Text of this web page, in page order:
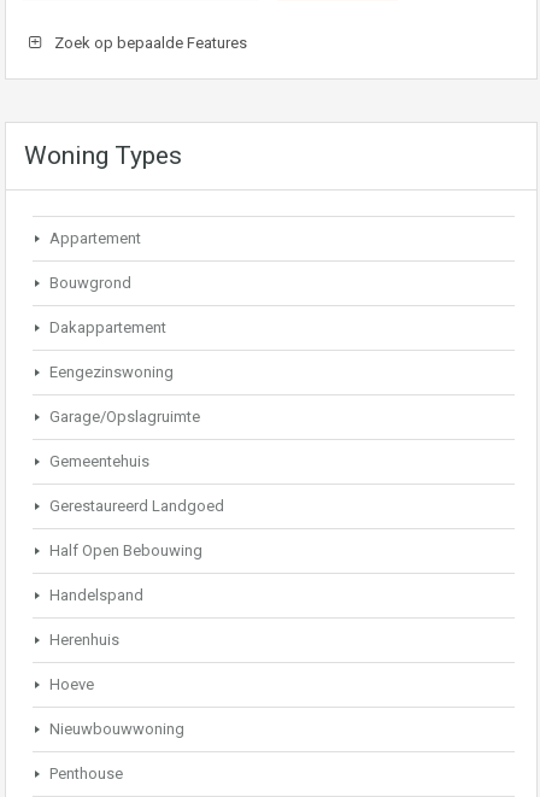
Zoek op bepaalde Features
Woning Types
Appartement
Bouwgrond
Dakappartement
Eengezinswoning
Garage/Opslagruimte
Gemeentehuis
Gerestaureerd Landgoed
Half Open Bebouwing
Handelspand
Herenhuis
Hoeve
Nieuwbouwwoning
Penthouse